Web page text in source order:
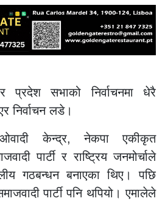
प्रदेश सभाको निर्वाचनमा धेरै
निर्वाचन लडे।
केन्द्र, नेकपा एकीकृत
पार्टी र राष्ट्रिय जनमोर्चाले
गठबन्धन बनाएका थिए। पछि
पार्टी पनि थपियो। एमालेले